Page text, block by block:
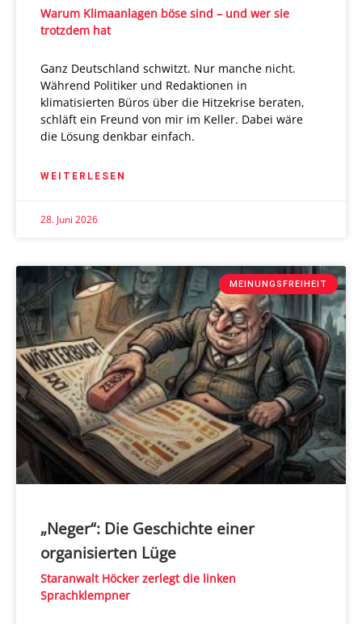
Warum Klimaanlagen böse sind – und wer sie
trotzdem hat
Ganz Deutschland schwitzt. Nur manche nicht.
Während Politiker und Redaktionen in
klimatisierten Büros über die Hitzekrise beraten,
schläft ein Freund von mir im Keller. Dabei wäre
die Lösung denkbar einfach.
WEITERLESEN
28. Juni 2026
MEINUNGSFREIHEIT
„Neger“: Die Geschichte einer
organisierten Lüge
Staranwalt Höcker zerlegt die linken
Sprachklempner